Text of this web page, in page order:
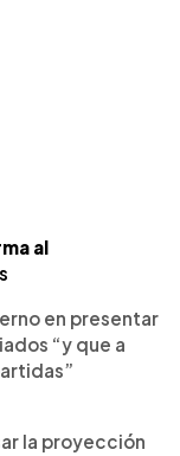
al
s
en presentar
“y que a
la proyección